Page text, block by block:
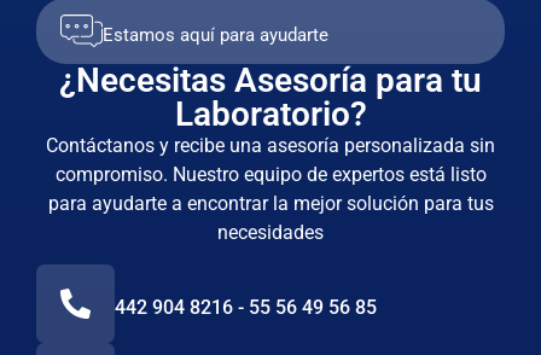
Estamos aquí para ayudarte
¿Necesitas Asesoría para tu
Laboratorio?
Contáctanos y recibe una asesoría personalizada sin
compromiso. Nuestro equipo de expertos está listo
para ayudarte a encontrar la mejor solución para tus
necesidades
442 904 8216 - 55 56 49 56 85